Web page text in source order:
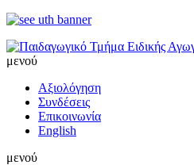
μενού
Αξιολόγηση
Συνδέσεις
Επικοινωνία
English
μενού